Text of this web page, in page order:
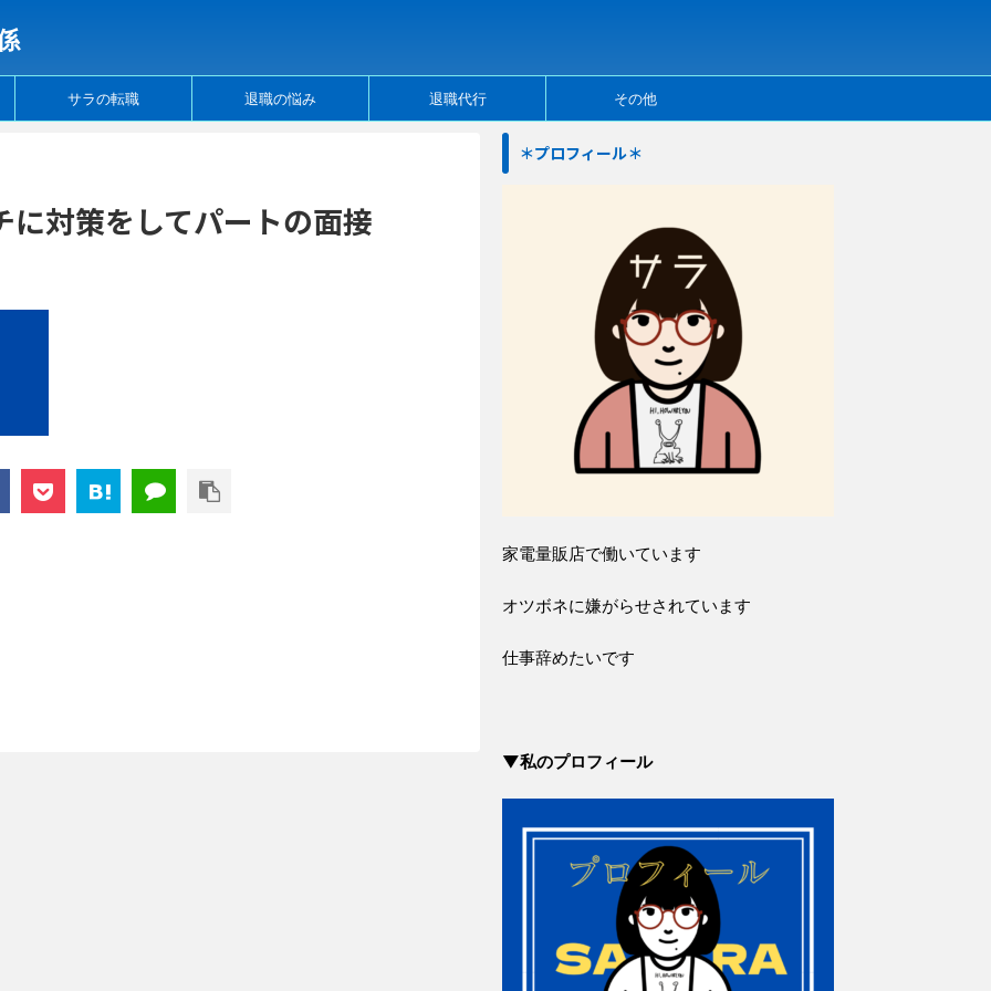
サラの転職 退職の悩み 退職代行 その他
対策をしてパートの面接
＊プロフィール＊
家電量販店で働いています
オツボネに嫌がらせされています
仕事辞めたいです
▼私のプロフィール